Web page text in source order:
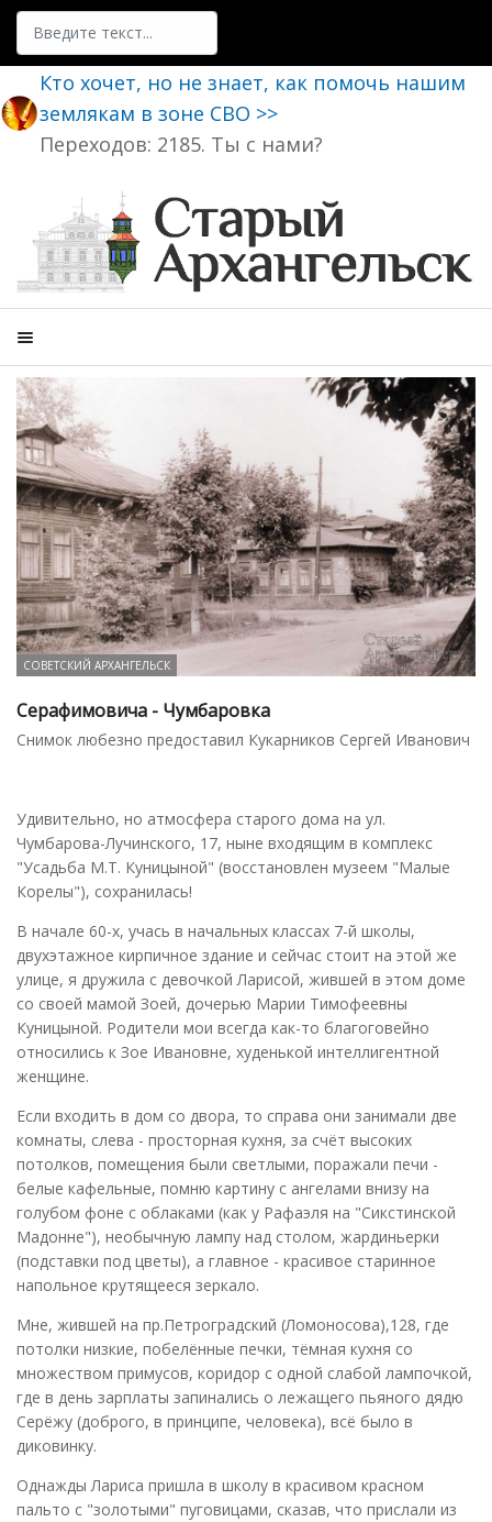
Поиск
Кто хочет, но не знает, как помочь нашим
землякам в зоне СВО >>
Переходов: 2185. Ты с нами?
СОВЕТСКИЙ АРХАНГЕЛЬСК
Серафимовича - Чумбаровка
Снимок любезно предоставил Кукарников Сергей Иванович
Удивительно, но атмосфера старого дома на ул.
Чумбарова-Лучинского, 17, ныне входящим в комплекс
"Усадьба М.Т. Куницыной" (восстановлен музеем "Малые
Корелы"), сохранилась!
В начале 60-х, учась в начальных классах 7-й школы,
двухэтажное кирпичное здание и сейчас стоит на этой же
улице, я дружила с девочкой Ларисой, жившей в этом доме
со своей мамой Зоей, дочерью Марии Тимофеевны
Куницыной. Родители мои всегда как-то благоговейно
относились к Зое Ивановне, худенькой интеллигентной
женщине.
Если входить в дом со двора, то справа они занимали две
комнаты, слева - просторная кухня, за счёт высоких
потолков, помещения были светлыми, поражали печи -
белые кафельные, помню картину с ангелами внизу на
голубом фоне с облаками (как у Рафаэля на "Сикстинской
Мадонне"), необычную лампу над столом, жардиньерки
(подставки под цветы), а главное - красивое старинное
напольное крутящееся зеркало.
Мне, жившей на пр.Петроградский (Ломоносова),128, где
потолки низкие, побелённые печки, тёмная кухня со
множеством примусов, коридор с одной слабой лампочкой,
где в день зарплаты запинались о лежащего пьяного дядю
Серёжу (доброго, в принципе, человека), всё было в
диковинку.
Однажды Лариса пришла в школу в красивом красном
пальто с "золотыми" пуговицами, сказав, что прислали из